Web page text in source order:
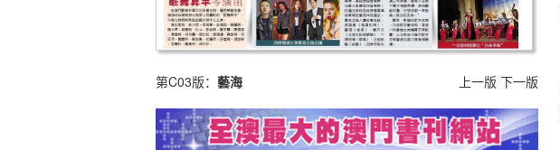
第C03版： 藝海 上一版 下一版